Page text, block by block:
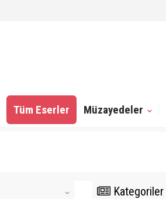
Tüm Eserler Müzayedeler
‹ Kategoriler